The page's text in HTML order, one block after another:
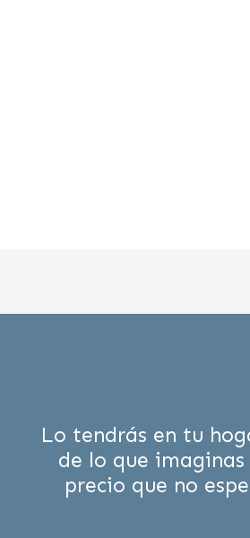
Lo tendrás en tu
de lo que imaginas
precio que no